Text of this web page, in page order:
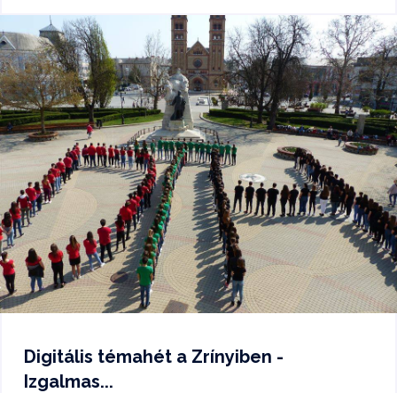
Digitális témahét a Zrínyiben -
Izgalmas...